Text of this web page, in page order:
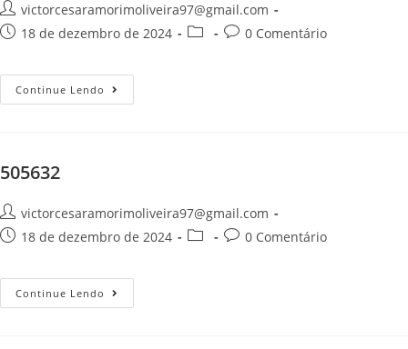
victorcesaramorimoliveira97@gmail.com
18 de dezembro de 2024
0 Comentário
Continue Lendo
505632
victorcesaramorimoliveira97@gmail.com
18 de dezembro de 2024
0 Comentário
Continue Lendo